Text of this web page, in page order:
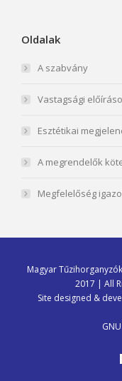
Oldalak
A szabvány
Vastagsági
Esztétikai
A megrendelők
Megfelelőség
Magyar
2017 | All
Site designed &